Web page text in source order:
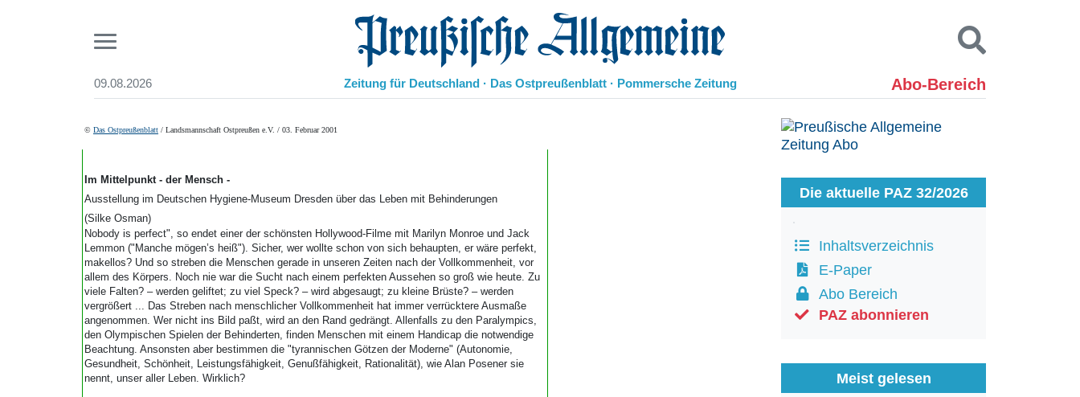
09.08.2026 Preußische Allgemeine Zeitung
Zeitung für Deutschland · Das Ostpreußenblatt · Pommersche Zeitung Abo-Bereich
Start
Abonnenten-Login
Abonnent werden
Abo Prämien
Archiv
Mediadaten
Geschichte
Ostpreußen
Pommern
Berlin-Brandenburg
Schlesien
Danzig und Westpreußen
Bücher
Kontakt
Suchen und finden
© Das Ostpreußenblatt / Landsmannschaft Ostpreußen e.V. / 03. Februar 2001
Im Mittelpunkt - der Mensch -
Ausstellung im Deutschen Hygiene-Museum Dresden über das Leben mit Behinderungen
(Silke Osman)
Nobody is perfect", so endet einer der schönsten Hollywood-Filme mit Marilyn Monroe und Jack
Lemmon ("Manche mögen’s heiß"). Sicher, wer wollte schon von sich behaupten, er wäre perfekt,
makellos? Und so streben die Menschen gerade in unseren Zeiten nach der Vollkommenheit, vor
allem des Körpers. Noch nie war die Sucht nach einem perfekten Aussehen so groß wie heute. Zu
viele Falten? – werden geliftet; zu viel Speck? – wird abgesaugt; zu kleine Brüste? – werden
vergrößert ... Das Streben nach menschlicher Vollkommenheit hat immer verrücktere Ausmaße
angenommen. Wer nicht ins Bild paßt, wird an den Rand gedrängt. Allenfalls zu den Paralympics,
den Olympischen Spielen der Behinderten, finden Menschen mit einem Handicap die notwendige
Beachtung. Ansonsten aber bestimmen die "tyrannischen Götzen der Moderne" (Autonomie,
Gesundheit, Schönheit, Leistungsfähigkeit, Genußfähigkeit, Rationalität), wie Alan Posener sie
nennt, unser aller Leben. Wirklich?
Die aktuelle PAZ 32/2026
Inhaltsverzeichnis
E-Paper
Abo Bereich
PAZ abonnieren
Meist gelesen